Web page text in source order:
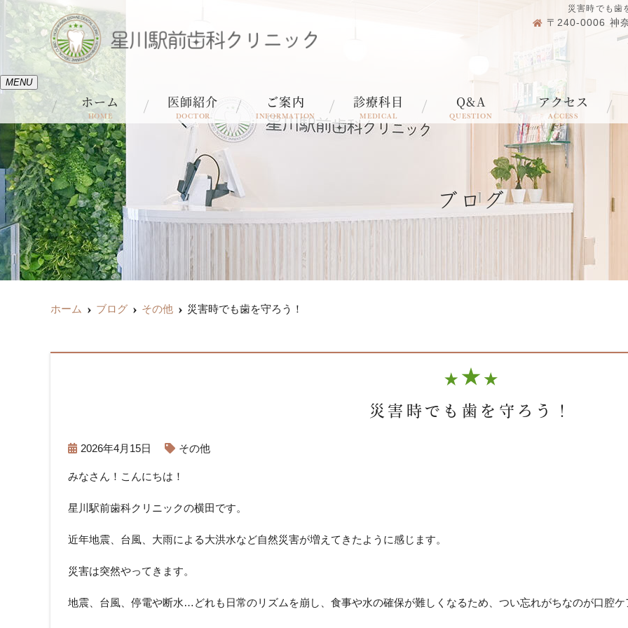
災害時でも歯
〒240-0006 神
MENU
ホーム
HOME
医師紹介
DOCTOR
ご案内
INFORMATION
診療科目
MEDICAL
Q&A
QUESTION
アクセス
ACCESS
ブログ
ホーム ブログ その他 災害時でも歯を守ろう！
災害時でも歯を守ろう！
2026年4月15日 その他
みなさん！こんにちは！
星川駅前歯科クリニックの横田です。
近年地震、台風、大雨による大洪水など自然災害が増えてきたように感じます。
災害は突然やってきます。
地震、台風、停電や断水…どれも日常のリズムを崩し、食事や水の確保が難しくなるため、つい忘れがちなのが口腔ケ